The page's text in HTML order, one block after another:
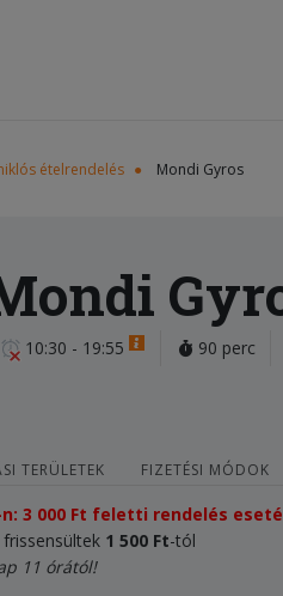
ételrendelés Mondi Gyros
10:30 - 19:55 90 perc
TERÜLETEK FIZETÉSI MÓDOK
3 000 Ft feletti rendelés
1 500 Ft-tól
11 órától!